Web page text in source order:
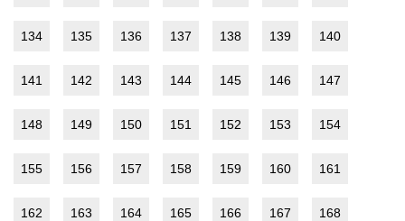
134 135 136 137 138 139 140
141 142 143 144 145 146 147
148 149 150 151 152 153 154
155 156 157 158 159 160 161
162 163 164 165 166 167 168